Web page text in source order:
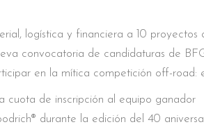
logística y financiera a 10 proyectos
convocatoria de candidaturas de
en la mítica competición off-road:
cuota de inscripción al equipo ganador
durante la edición del 40